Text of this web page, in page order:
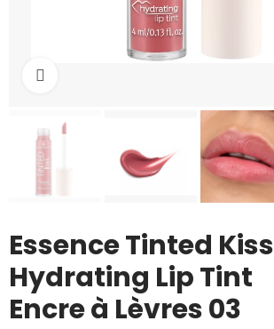
Essence Tinted Kiss
Hydrating Lip Tint
Encre à Lèvres 03